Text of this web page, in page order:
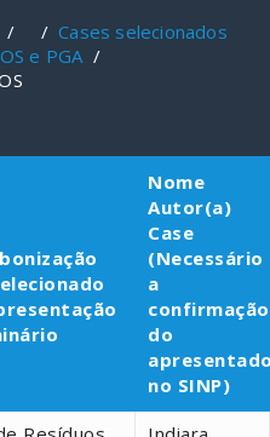
/ /Cases selecionados
e PGA /
Nome
Autor(a)
Case
(Necessário
a
confirmação
do
no SINP)